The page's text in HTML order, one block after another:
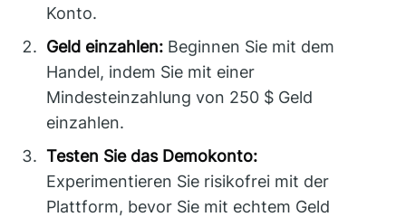
Konto.
Geld einzahlen: Beginnen Sie mit dem
Handel, indem Sie mit einer
Mindesteinzahlung von 250 $ Geld
einzahlen.
Testen Sie das Demokonto:
Experimentieren Sie risikofrei mit der
Plattform, bevor Sie mit echtem Geld